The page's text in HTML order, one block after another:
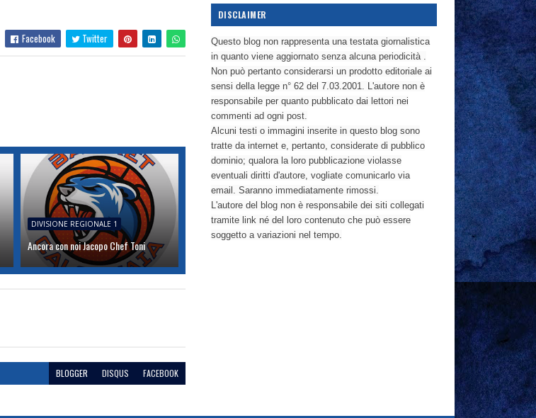
Facebook Twitter
DIVISIONE REGIONALE 1
Ancora con noi Jacopo Chef Toni
BLOGGER DISQUS FACEBOOK
DISCLAIMER
Questo blog non rappresenta una testata giornalistica
in quanto viene aggiornato senza alcuna periodicità .
Non può pertanto considerarsi un prodotto editoriale ai
sensi della legge n° 62 del 7.03.2001. L'autore non è
responsabile per quanto pubblicato dai lettori nei
commenti ad ogni post.
Alcuni testi o immagini inserite in questo blog sono
tratte da internet e, pertanto, considerate di pubblico
dominio; qualora la loro pubblicazione violasse
eventuali diritti d'autore, vogliate comunicarlo via
email. Saranno immediatamente rimossi.
L'autore del blog non è responsabile dei siti collegati
tramite link né del loro contenuto che può essere
soggetto a variazioni nel tempo.